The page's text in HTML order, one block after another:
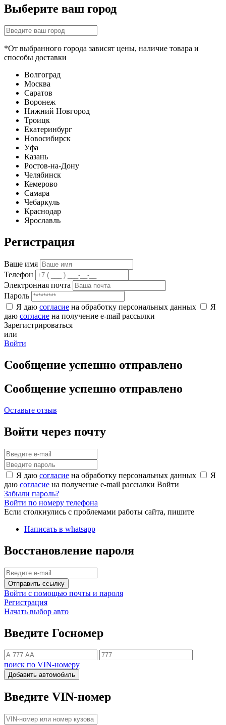
Выберите ваш город
*От выбранного города зависят цены, наличие товара и
способы доставки
Волгоград
Москва
Саратов
Воронеж
Нижний Новгород
Троицк
Екатеринбург
Новосибирск
Уфа
Казань
Ростов-на-Дону
Челябинск
Кемерово
Самара
Чебаркуль
Краснодар
Ярославль
Регистрация
Ваше имя
Телефон
Электронная почта
Пароль
Я даю согласие на обработку персональных данных
Я
даю согласие на получение e-mail рассылки
Зарегистрироваться
или
Войти
Сообщение успешно отправлено
Сообщение успешно отправлено
Оставьте отзыв
Войти через почту
Я даю согласие на обработку персональных данных
Я
даю согласие на получение e-mail рассылки Войти
Забыли пароль?
Войти по номеру телефона
Если столкнулись с проблемами работы сайта, пишите
Написать в whatsapp
Восстановление пароля
Отправить ссылку
Войти с помощью почты и пароля
Регистрация
Начать выбор авто
Введите Госномер
поиск по VIN-номеру
Добавить автомобиль
Введите VIN-номер